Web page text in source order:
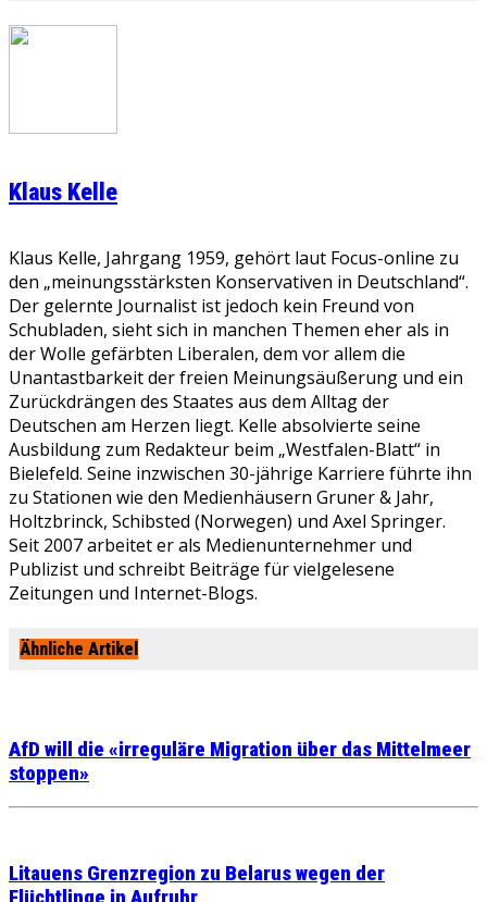
Klaus Kelle
Klaus Kelle, Jahrgang 1959, gehört laut Focus-online zu
den „meinungsstärksten Konservativen in Deutschland“.
Der gelernte Journalist ist jedoch kein Freund von
Schubladen, sieht sich in manchen Themen eher als in
der Wolle gefärbten Liberalen, dem vor allem die
Unantastbarkeit der freien Meinungsäußerung und ein
Zurückdrängen des Staates aus dem Alltag der
Deutschen am Herzen liegt. Kelle absolvierte seine
Ausbildung zum Redakteur beim „Westfalen-Blatt“ in
Bielefeld. Seine inzwischen 30-jährige Karriere führte ihn
zu Stationen wie den Medienhäusern Gruner & Jahr,
Holtzbrinck, Schibsted (Norwegen) und Axel Springer.
Seit 2007 arbeitet er als Medienunternehmer und
Publizist und schreibt Beiträge für vielgelesene
Zeitungen und Internet-Blogs.
Ähnliche Artikel
AfD will die «irreguläre Migration über das Mittelmeer
stoppen»
Litauens Grenzregion zu Belarus wegen der